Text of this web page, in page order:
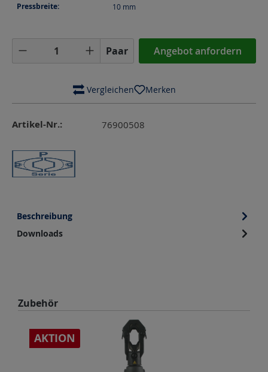
Pressbreite: 10 mm
Produkt Anzahl: Gib den gewünschten
Paar Angebot anfordern
Vergleichen Merken
Artikel-Nr.: 76900508
Beschreibung
Downloads
Produktgalerie überspringen
Zubehör
AKTION